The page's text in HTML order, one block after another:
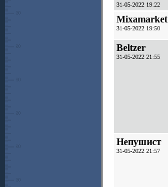
31-05-2022 19:22
Mixamarket
31-05-2022 19:50
Beltzer
31-05-2022 21:55
Непушист
31-05-2022 21:57